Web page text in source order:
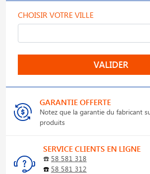
CHOISIR VOTRE VILLE
VALIDER
GARANTIE OFFERTE
Notez que la garantie du fabricant
produits
SERVICE CLIENTS EN LIGNE
☎️ 58 581 318
☎️ 58 581 312